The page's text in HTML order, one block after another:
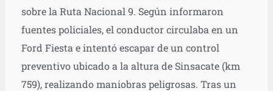
sobre la Ruta Nacional 9. Según informaron
fuentes policiales, el conductor circulaba en un
Ford Fiesta e intentó escapar de un control
preventivo ubicado a la altura de Sinsacate (km
759), realizando maniobras peligrosas. Tras un